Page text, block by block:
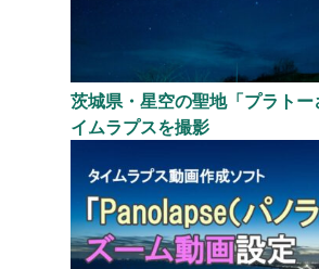
茨城県・星空の聖地「プラトー
イムラプスを撮影